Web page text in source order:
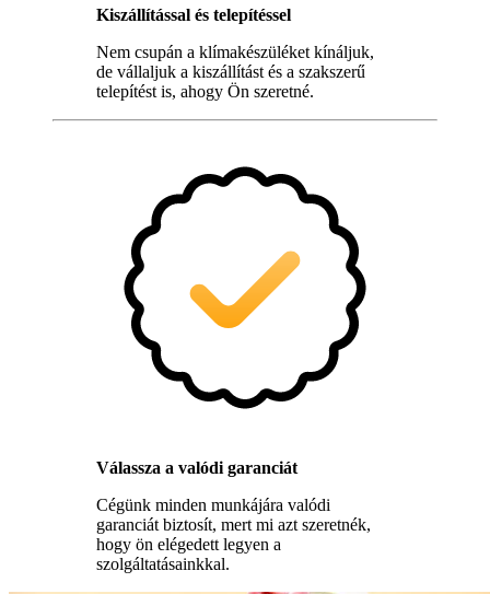
Kiszállítással és telepítéssel
Nem csupán a klímakészüléket kínáljuk,
de vállaljuk a kiszállítást és a szakszerű
telepítést is, ahogy Ön szeretné.
Válassza a valódi garanciát
Cégünk minden munkájára valódi
garanciát biztosít, mert mi azt szeretnék,
hogy ön elégedett legyen a
szolgáltatásainkkal.